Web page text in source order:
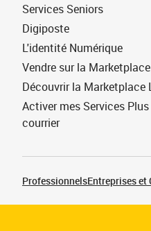
Services Seniors
Digiposte
L'identité Numérique
Vendre sur la
Découvrir la Marketplace
Activer mes Services
courrier
ProfessionnelsEntreprises